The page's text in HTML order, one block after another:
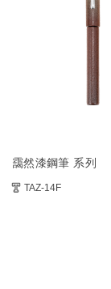
靄然漆鋼筆 系列
TAZ-14F